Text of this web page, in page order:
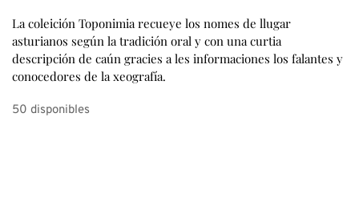
La coleición Toponimia recueye los nomes de llugar
asturianos según la tradición oral y con una curtia
descripción de caún gracies a les informaciones los falantes y
conocedores de la xeografía.
50 disponibles